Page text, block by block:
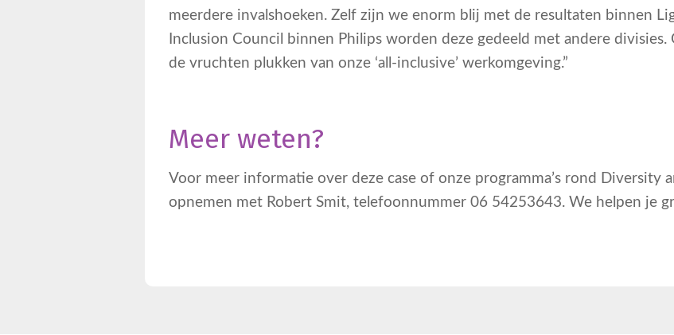
meerdere invalshoeken. Zelf zijn we enorm blij met de resultaten binnen
Inclusion Council binnen Philips worden deze gedeeld met andere
de vruchten plukken van onze ‘all-inclusive’ werkomgeving.”
Meer weten?
Voor meer informatie over deze case of onze programma’s rond Diversity
opnemen met Robert Smit, telefoonnummer 06 54253643. We helpen je